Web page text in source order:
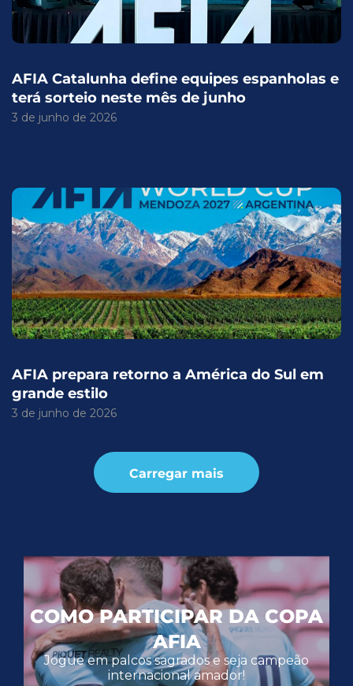
AFIA Catalunha define equipes espanholas e
terá sorteio neste mês de junho
3 de junho de 2026
AFIA prepara retorno a América do Sul em
grande estilo
3 de junho de 2026
Carregar mais
COMO PARTICIPAR DA COPA
AFIA
Jogue em palcos sagrados e seja campeão
internacional amador!